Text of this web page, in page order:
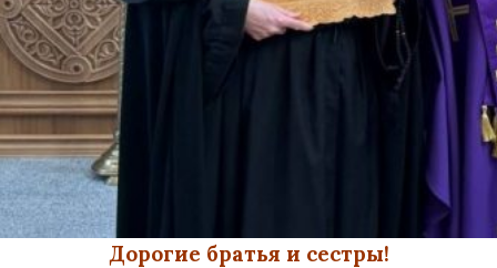
Дорогие братья и сестры!